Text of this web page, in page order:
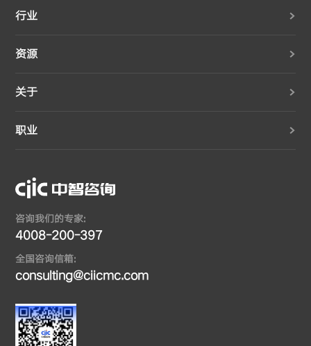
行业
资源
关于
职业
咨询我们的专家:
4008-200-397
全国咨询信箱:
consulting@ciicmc.com